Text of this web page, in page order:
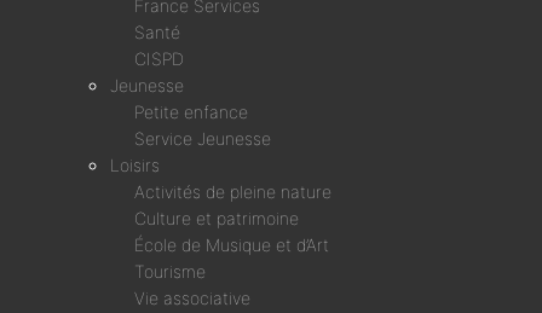
France Services
Santé
CISPD
Jeunesse
Petite enfance
Service Jeunesse
Loisirs
Activités de pleine nature
Culture et patrimoine
École de Musique et d’Art
Tourisme
Vie associative